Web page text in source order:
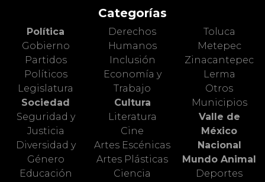
Categorías
Política
Gobierno
Partidos
Políticos
Legislatura
Sociedad
Seguridad y
Justicia
Diversidad y
Género
Educación
Derechos
Humanos
Inclusión
Economía y
Trabajo
Cultura
Literatura
Cine
Artes Escénicas
Artes Plásticas
Ciencia
Toluca
Metepec
Zinacantepec
Lerma
Otros
Municipios
Valle de
México
Nacional
Mundo Animal
Deportes